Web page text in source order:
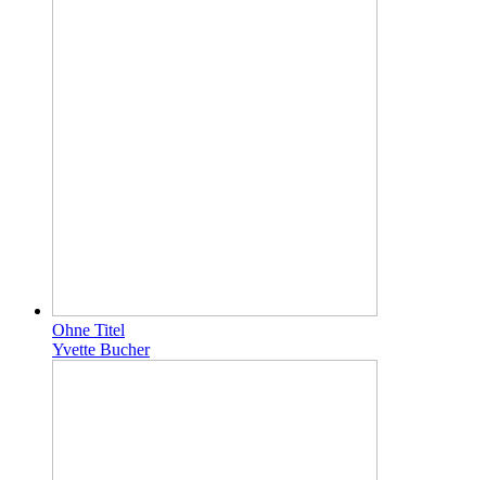
Ohne Titel
Yvette Bucher